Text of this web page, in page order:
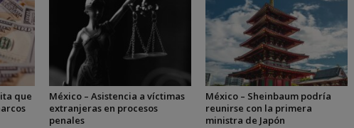
que
México – Asistencia a víctimas
extranjeras en procesos
penales
México – Sheinbaum podría
reunirse con la primera
ministra de Japón